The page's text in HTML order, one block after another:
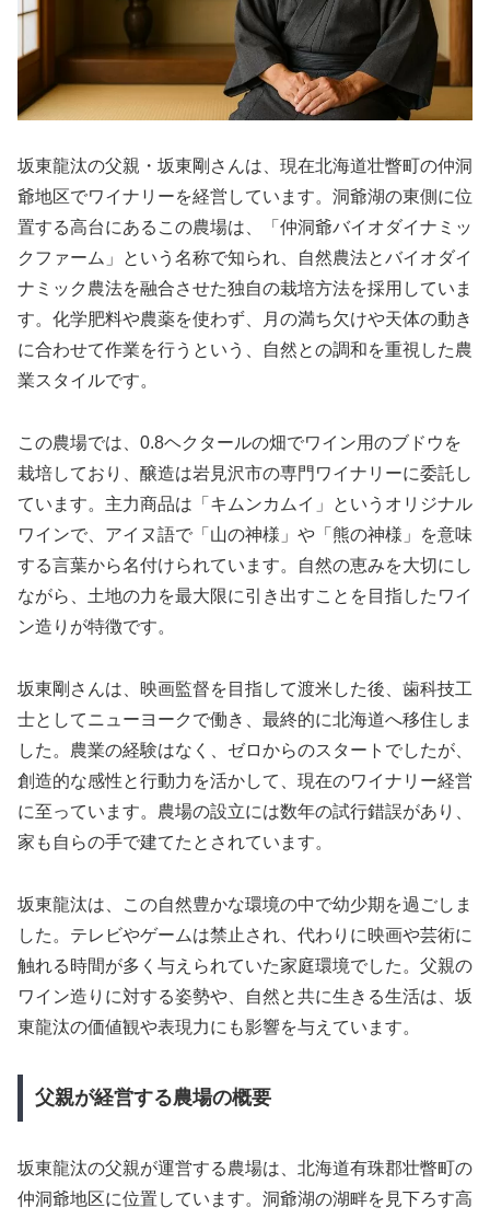
坂東龍汰の父親・坂東剛さんは、現在北海道壮瞥町の仲洞
爺地区でワイナリーを経営しています。洞爺湖の東側に位
置する高台にあるこの農場は、「仲洞爺バイオダイナミッ
クファーム」という名称で知られ、自然農法とバイオダイ
ナミック農法を融合させた独自の栽培方法を採用していま
す。化学肥料や農薬を使わず、月の満ち欠けや天体の動き
に合わせて作業を行うという、自然との調和を重視した農
業スタイルです。
この農場では、0.8ヘクタールの畑でワイン用のブドウを
栽培しており、醸造は岩見沢市の専門ワイナリーに委託し
ています。主力商品は「キムンカムイ」というオリジナル
ワインで、アイヌ語で「山の神様」や「熊の神様」を意味
する言葉から名付けられています。自然の恵みを大切にし
ながら、土地の力を最大限に引き出すことを目指したワイ
ン造りが特徴です。
坂東剛さんは、映画監督を目指して渡米した後、歯科技工
士としてニューヨークで働き、最終的に北海道へ移住しま
した。農業の経験はなく、ゼロからのスタートでしたが、
創造的な感性と行動力を活かして、現在のワイナリー経営
に至っています。農場の設立には数年の試行錯誤があり、
家も自らの手で建てたとされています。
坂東龍汰は、この自然豊かな環境の中で幼少期を過ごしま
した。テレビやゲームは禁止され、代わりに映画や芸術に
触れる時間が多く与えられていた家庭環境でした。父親の
ワイン造りに対する姿勢や、自然と共に生きる生活は、坂
東龍汰の価値観や表現力にも影響を与えています。
父親が経営する農場の概要
坂東龍汰の父親が運営する農場は、北海道有珠郡壮瞥町の
仲洞爺地区に位置しています。洞爺湖の湖畔を見下ろす高